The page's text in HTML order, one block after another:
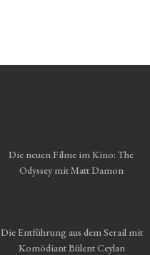
Die neuen Filme im Kino: The
Odyssey mit Matt Damon
Die Entführung aus dem Serail mit
Komödiant Bülent Ceylan